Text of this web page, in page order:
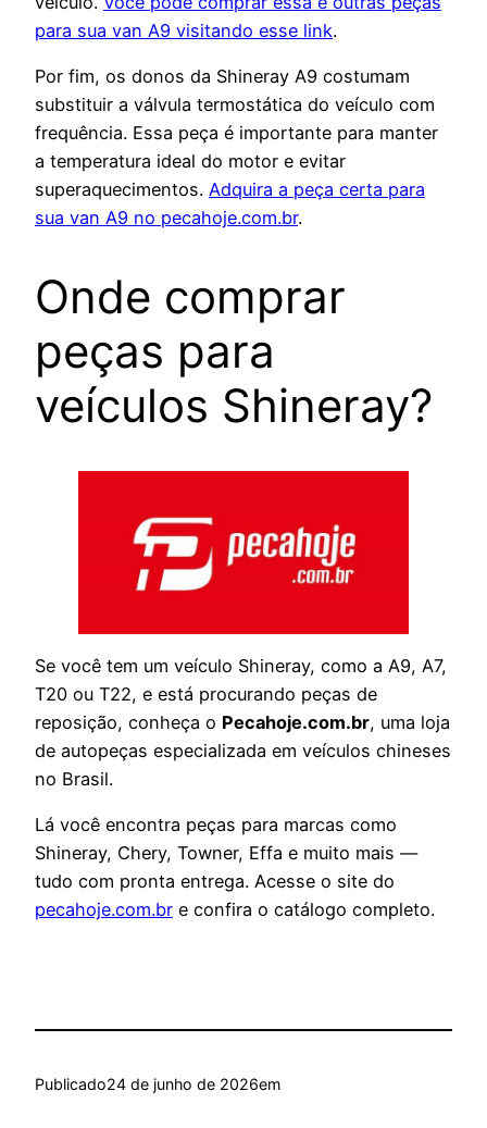
para sua van A9 visitando esse link.
Por fim, os donos da Shineray A9 costumam
substituir a válvula termostática do veículo com
frequência. Essa peça é importante para manter
a temperatura ideal do motor e evitar
superaquecimentos. Adquira a peça certa para
sua van A9 no pecahoje.com.br.
Onde comprar
peças para
veículos Shineray?
Se você tem um veículo Shineray, como a A9, A7,
T20 ou T22, e está procurando peças de
reposição, conheça o Pecahoje.com.br, uma loja
de autopeças especializada em veículos chineses
no Brasil.
Lá você encontra peças para marcas como
Shineray, Chery, Towner, Effa e muito mais —
tudo com pronta entrega. Acesse o site do
pecahoje.com.br e confira o catálogo completo.
Publicado24 de junho de 2026em